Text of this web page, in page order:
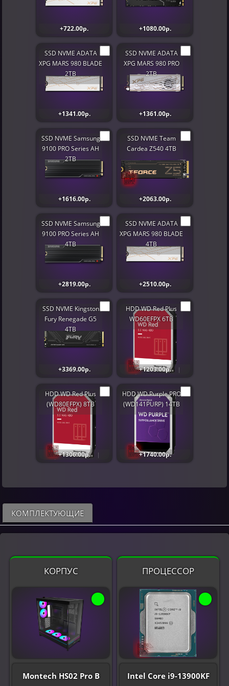
+722.00р. +1080.00р.
SSD NVME ADATA
XPG MARS 980 BLADE
2TB
+1341.00р.
SSD NVME ADATA
XPG MARS 980 PRO
2TB
+1361.00р.
SSD NVME Samsung
9100 PRO Series AH
2TB
+1616.00р.
SSD NVME Team
Cardea Z540 4TB
+2063.00р.
SSD NVME Samsung
9100 PRO Series AH
4TB
+2819.00р.
SSD NVME ADATA
XPG MARS 980 BLADE
4TB
+2510.00р.
SSD NVME Kingston
Fury Renegade G5
4TB
+3369.00р.
HDD WD Red Plus
WD60EFPX 6TB
+1203.00р.
HDD WD Red Plus
(WD80EFPX) 8TB
+1306.00р.
HDD WD Purple PRO
(WD141PURP) 14TB
+1740.00р.
КОМПЛЕКТУЮЩИЕ
КОРПУС
Montech HS02 Pro B
ПРОЦЕССОР
Intel Core i9-13900KF